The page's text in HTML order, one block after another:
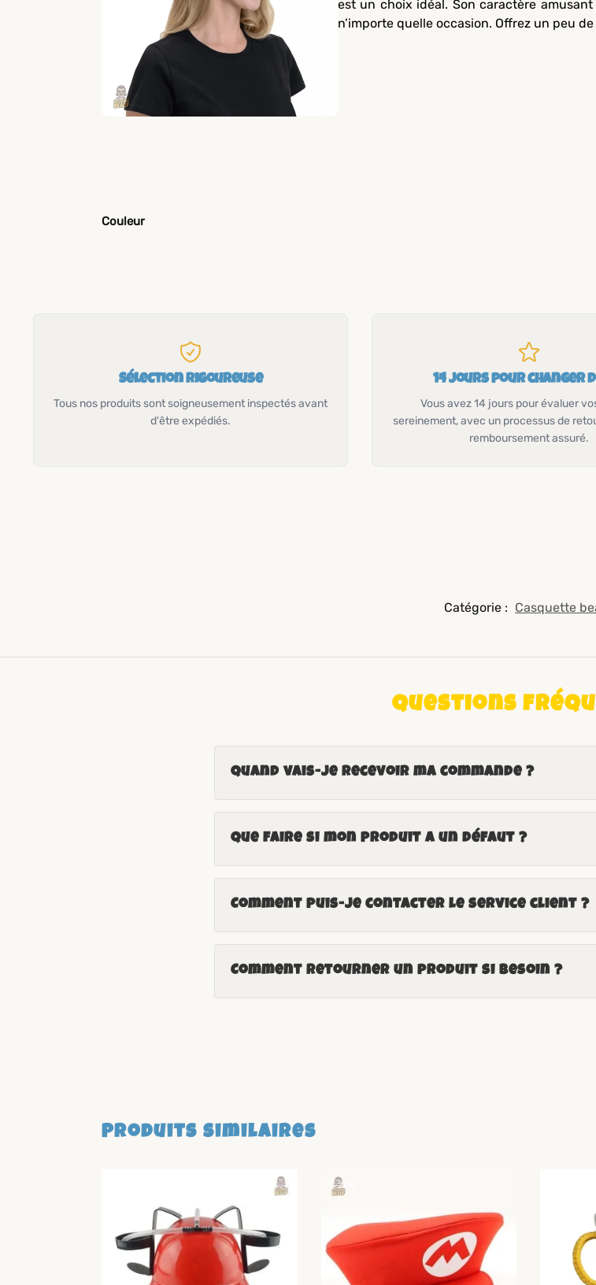
est un choix idéal. Son caractère
n’importe quelle occasion. Offrez un peu
Couleur
Sélection rigoureuse
Tous nos produits sont soigneusement inspectés avant
d'être expédiés.
14 jours pour changer
Vous avez 14 jours pour évaluer
sereinement, avec un processus de
remboursement assuré.
Catégorie : Casquette
Questions
Quand vais-je recevoir ma commande ?
Que faire si mon produit a un défaut ?
Comment puis-je contacter le service client ?
Comment retourner un produit si besoin ?
Produits similaires
-23%